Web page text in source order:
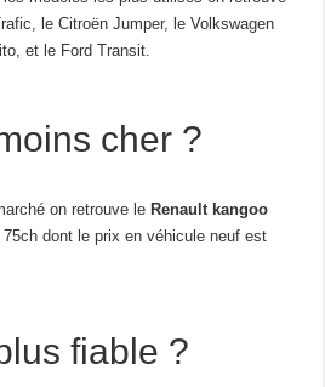
le Citroën Jumper, le Volkswagen
et le Ford Transit.
cher ?
on retrouve le Renault kangoo
dont le prix en véhicule neuf est
fiable ?